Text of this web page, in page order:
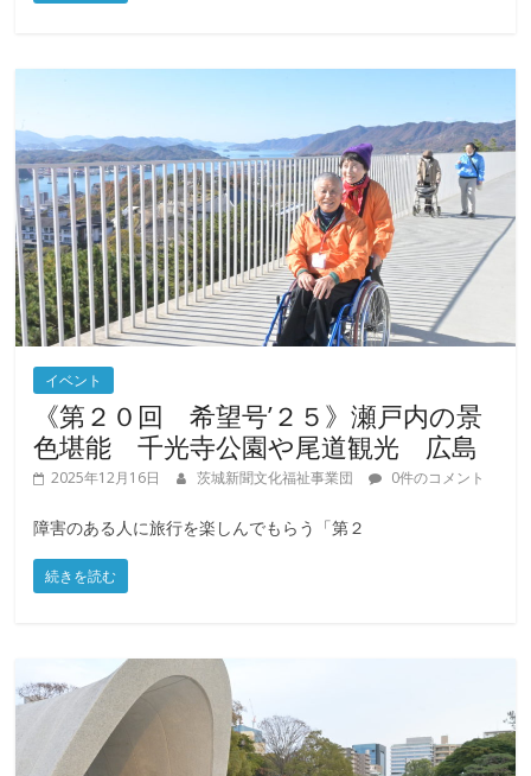
イベント
《第２０回 希望号’２５》瀬戸内の景
色堪能 千光寺公園や尾道観光 広島
2025年12月16日 茨城新聞文化福祉事業団 0件のコメント
障害のある人に旅行を楽しんでもらう「第２
続きを読む